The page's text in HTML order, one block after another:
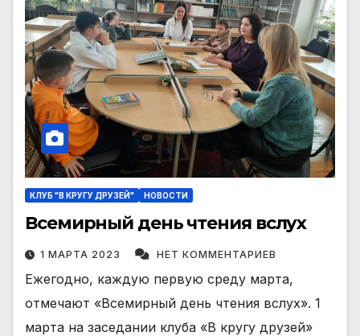
КЛУБ "В КРУГУ ДРУЗЕЙ" НОВОСТИ
Всемирный день чтения вслух
1 МАРТА 2023 НЕТ КОММЕНТАРИЕВ
Ежегодно, каждую первую среду марта,
отмечают «Всемирный день чтения вслух». 1
марта на заседании клуба «В кругу друзей»